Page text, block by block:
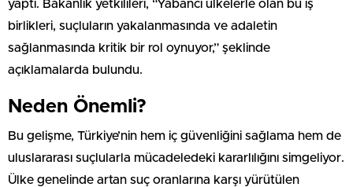
yaptı. Bakanlık yetkilileri, “Yabancı ülkelerle olan bu iş
birlikleri, suçluların yakalanmasında ve adaletin
sağlanmasında kritik bir rol oynuyor,” şeklinde
açıklamalarda bulundu.
Neden Önemli?
Bu gelişme, Türkiye’nin hem iç güvenliğini sağlama hem de
uluslararası suçlularla mücadeledeki kararlılığını simgeliyor.
Ülke genelinde artan suç oranlarına karşı yürütülen